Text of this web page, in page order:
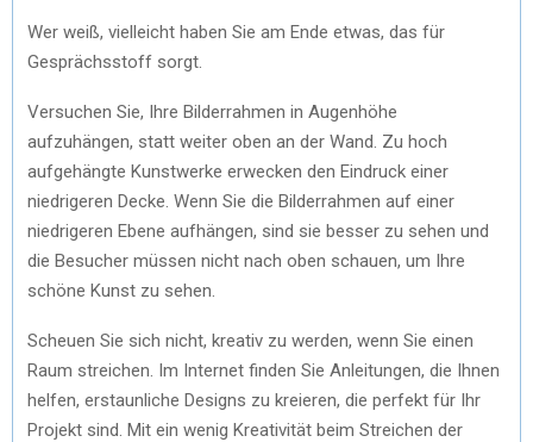
Wer weiß, vielleicht haben Sie am Ende etwas, das für
Gesprächsstoff sorgt.
Versuchen Sie, Ihre Bilderrahmen in Augenhöhe
aufzuhängen, statt weiter oben an der Wand. Zu hoch
aufgehängte Kunstwerke erwecken den Eindruck einer
niedrigeren Decke. Wenn Sie die Bilderrahmen auf einer
niedrigeren Ebene aufhängen, sind sie besser zu sehen und
die Besucher müssen nicht nach oben schauen, um Ihre
schöne Kunst zu sehen.
Scheuen Sie sich nicht, kreativ zu werden, wenn Sie einen
Raum streichen. Im Internet finden Sie Anleitungen, die Ihnen
helfen, erstaunliche Designs zu kreieren, die perfekt für Ihr
Projekt sind. Mit ein wenig Kreativität beim Streichen der